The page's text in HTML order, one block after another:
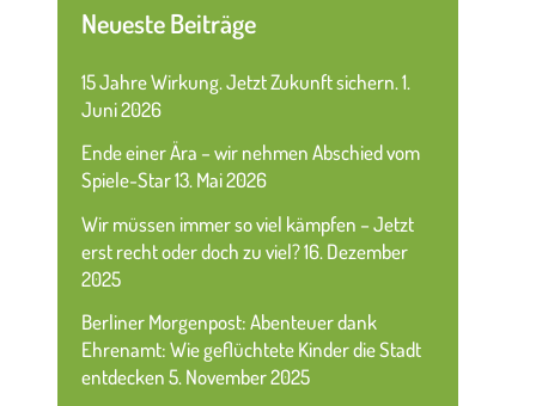
Neueste Beiträge
15 Jahre Wirkung. Jetzt Zukunft sichern.1.
Juni 2026
Ende einer Ära – wir nehmen Abschied vom
Spiele-Star13. Mai 2026
Wir müssen immer so viel kämpfen – Jetzt
erst recht oder doch zu viel?16. Dezember
2025
Berliner Morgenpost: Abenteuer dank
Ehrenamt: Wie geflüchtete Kinder die Stadt
entdecken5. November 2025